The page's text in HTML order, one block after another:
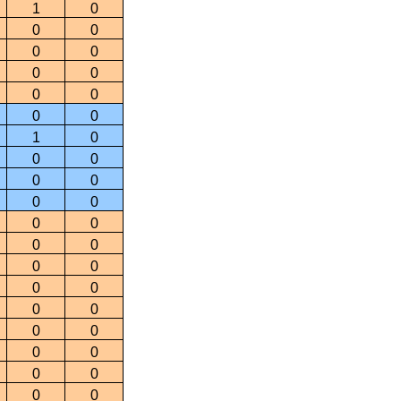
1
0
0
0
0
0
0
0
0
0
0
0
1
0
0
0
0
0
0
0
0
0
0
0
0
0
0
0
0
0
0
0
0
0
0
0
0 0